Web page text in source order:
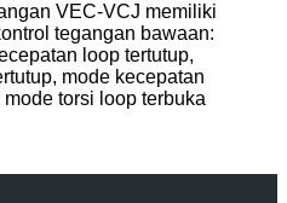
VEC-VCJ memiliki
tegangan bawaan:
loop tertutup,
mode kecepatan
mode torsi loop terbuka